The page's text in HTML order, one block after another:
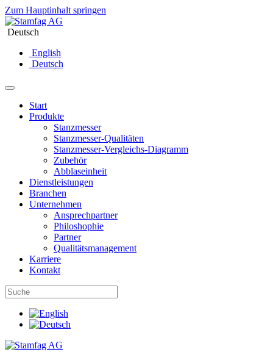
Zum Hauptinhalt springen
Deutsch
English
Deutsch
Start
Produkte
Stanzmesser
Stanzmesser-Qualitäten
Stanzmesser-Vergleichs-Diagramm
Zubehör
Abblaseinheit
Dienstleistungen
Branchen
Unternehmen
Ansprechpartner
Philoshophie
Partner
Qualitätsmanagement
Karriere
Kontakt